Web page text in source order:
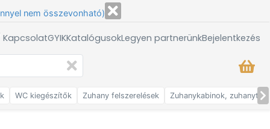
nem összevonható)
GYIKKatalógusokLegyen partnerünkBejelentkezés
WC kiegészítők Zuhany felszerelések Zuhanykabinok,